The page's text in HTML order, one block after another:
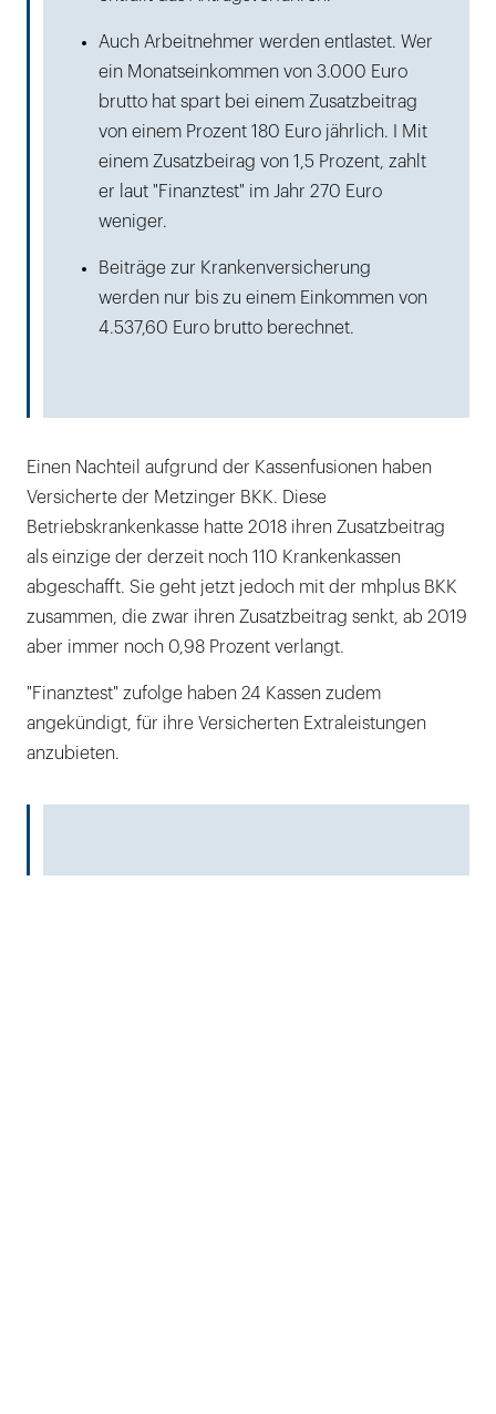
Auch Arbeitnehmer werden entlastet. Wer
ein Monatseinkommen von 3.000 Euro
brutto hat spart bei einem Zusatzbeitrag
von einem Prozent 180 Euro jährlich. I Mit
einem Zusatzbeirag von 1,5 Prozent, zahlt
er laut "Finanztest" im Jahr 270 Euro
weniger.
Beiträge zur Krankenversicherung
werden nur bis zu einem Einkommen von
4.537,60 Euro brutto berechnet.
Einen Nachteil aufgrund der Kassenfusionen haben
Versicherte der Metzinger BKK. Diese
Betriebskrankenkasse hatte 2018 ihren Zusatzbeitrag
als einzige der derzeit noch 110 Krankenkassen
abgeschafft. Sie geht jetzt jedoch mit der mhplus BKK
zusammen, die zwar ihren Zusatzbeitrag senkt, ab 2019
aber immer noch 0,98 Prozent verlangt.
"Finanztest" zufolge haben 24 Kassen zudem
angekündigt, für ihre Versicherten Extraleistungen
anzubieten.